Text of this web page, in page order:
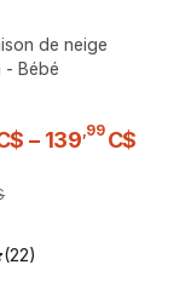
de neige
- Bébé
– 139 99 C$
(22)